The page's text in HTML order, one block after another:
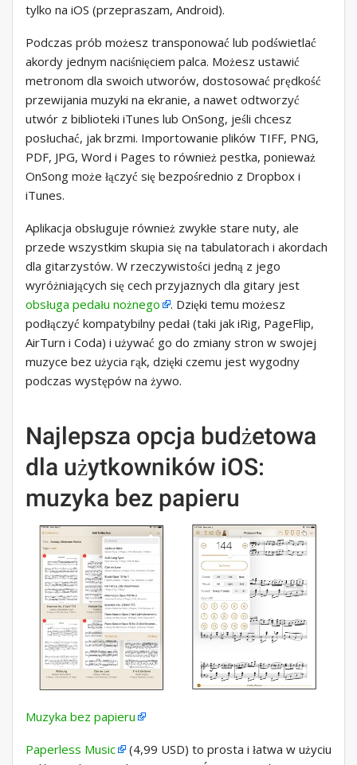
tylko na iOS (przepraszam, Android).
Podczas prób możesz transponować lub podświetlać
akordy jednym naciśnięciem palca. Możesz ustawić
metronom dla swoich utworów, dostosować prędkość
przewijania muzyki na ekranie, a nawet odtworzyć
utwór z biblioteki iTunes lub OnSong, jeśli chcesz
posłuchać, jak brzmi. Importowanie plików TIFF, PNG,
PDF, JPG, Word i Pages to również pestka, ponieważ
OnSong może łączyć się bezpośrednio z Dropbox i
iTunes.
Aplikacja obsługuje również zwykłe stare nuty, ale
przede wszystkim skupia się na tabulatorach i akordach
dla gitarzystów. W rzeczywistości jedną z jego
wyróżniających się cech przyjaznych dla gitary jest
obsługa pedału nożnego
. Dzięki temu możesz
podłączyć kompatybilny pedał (taki jak iRig, PageFlip,
AirTurn i Coda) i używać go do zmiany stron w swojej
muzyce bez użycia rąk, dzięki czemu jest wygodny
podczas występów na żywo.
Najlepsza opcja budżetowa
dla użytkowników iOS:
muzyka bez papieru
Muzyka bez papieru
Paperless Music
(4,99 USD) to prosta i łatwa w użyciu